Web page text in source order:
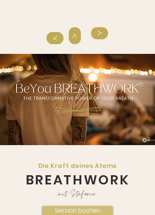
> > >
Die Kraft deines Atems
BREATHWORK
mit Stefanie
Session buchen